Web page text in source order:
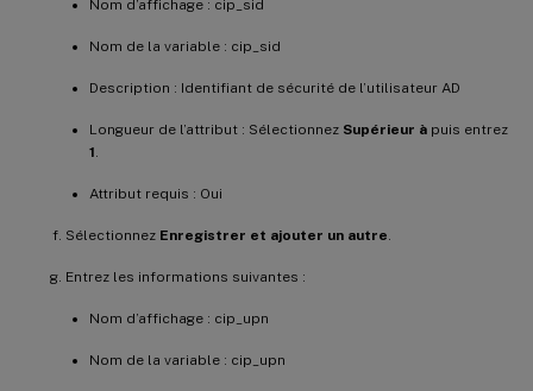
Nom d’affichage : cip_sid
Nom de la variable : cip_sid
Description : Identifiant de sécurité de l’utilisateur AD
Longueur de l’attribut : Sélectionnez Supérieur à puis entrez
1
Attribut requis : Oui
Sélectionnez Enregistrer et ajouter un autre
Entrez les informations suivantes :
Nom d’affichage : cip_upn
Nom de la variable : cip_upn